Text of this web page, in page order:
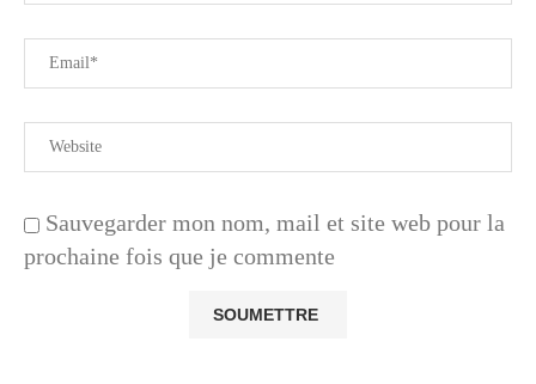
Sauvegarder mon nom, mail et site web pour la
prochaine fois que je commente